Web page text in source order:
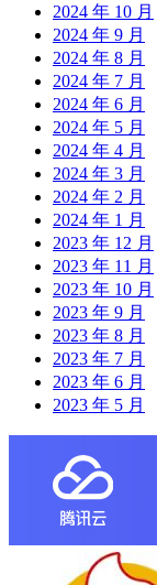
2024 年 10 月
2024 年 9 月
2024 年 8 月
2024 年 7 月
2024 年 6 月
2024 年 5 月
2024 年 4 月
2024 年 3 月
2024 年 2 月
2024 年 1 月
2023 年 12 月
2023 年 11 月
2023 年 10 月
2023 年 9 月
2023 年 8 月
2023 年 7 月
2023 年 6 月
2023 年 5 月